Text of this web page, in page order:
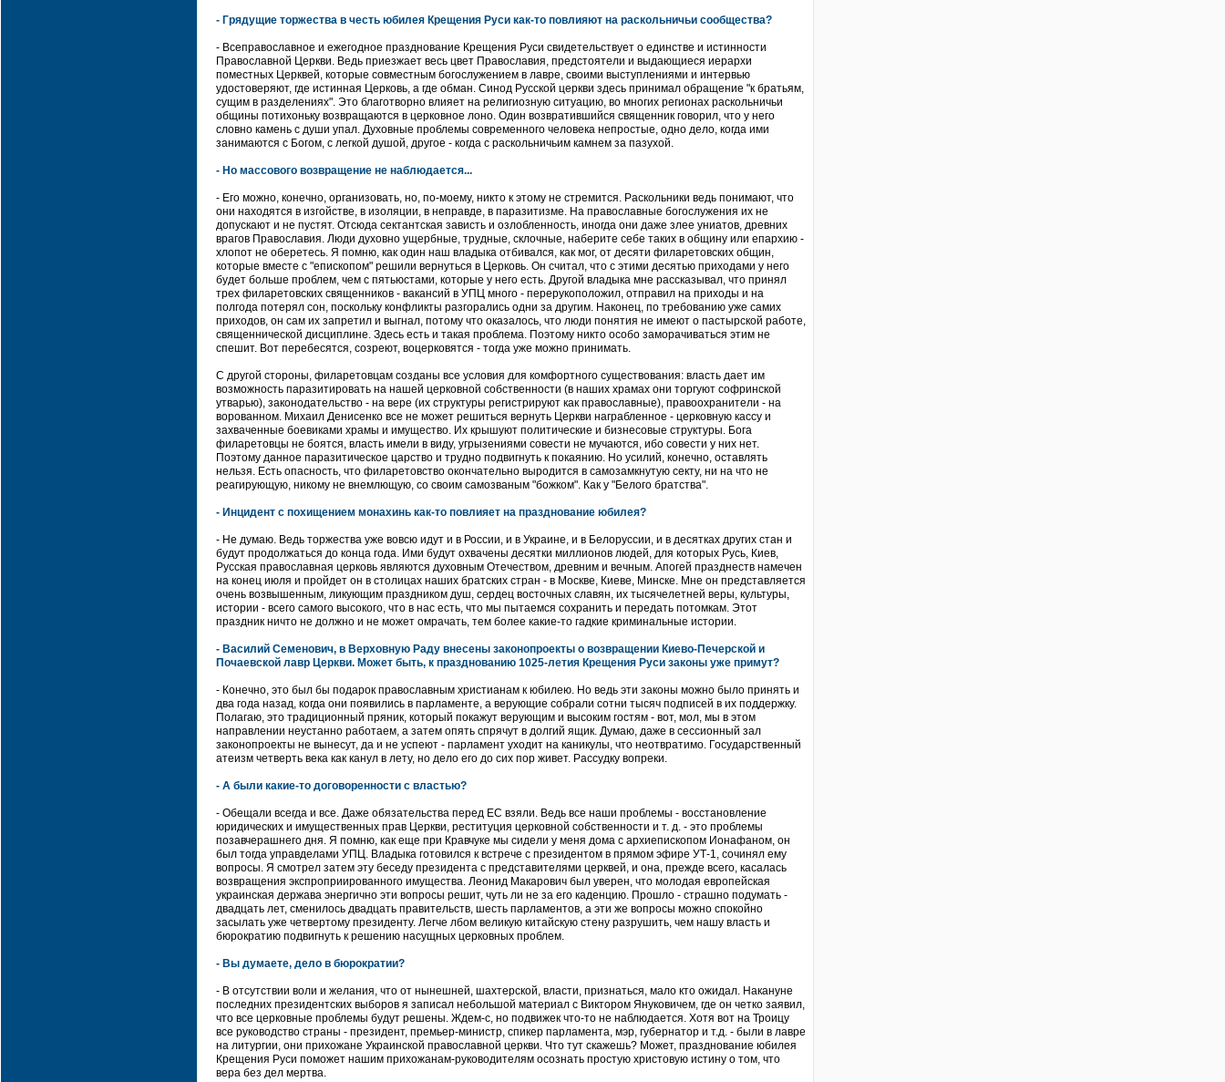
- Грядущие торжества в честь юбилея Крещения Руси как-то повлияют на раскольничьи сообщества?
- Всеправославное и ежегодное празднование Крещения Руси свидетельствует о единстве и истинности
Православной Церкви. Ведь приезжает весь цвет Православия, предстоятели и выдающиеся иерархи
поместных Церквей, которые совместным богослужением в лавре, своими выступлениями и интервью
удостоверяют, где истинная Церковь, а где обман. Синод Русской церкви здесь принимал обращение "к братьям,
сущим в разделениях". Это благотворно влияет на религиозную ситуацию, во многих регионах раскольничьи
общины потихоньку возвращаются в церковное лоно. Один возвратившийся священник говорил, что у него
словно камень с души упал. Духовные проблемы современного человека непростые, одно дело, когда ими
занимаются с Богом, с легкой душой, другое - когда с раскольничьим камнем за пазухой.
- Но массового возвращение не наблюдается...
- Его можно, конечно, организовать, но, по-моему, никто к этому не стремится. Раскольники ведь понимают, что
они находятся в изгойстве, в изоляции, в неправде, в паразитизме. На православные богослужения их не
допускают и не пустят. Отсюда сектантская зависть и озлобленность, иногда они даже злее униатов, древних
врагов Православия. Люди духовно ущербные, трудные, склочные, наберите себе таких в общину или епархию -
хлопот не оберетесь. Я помню, как один наш владыка отбивался, как мог, от десяти филаретовских общин,
которые вместе с "епископом" решили вернуться в Церковь. Он считал, что с этими десятью приходами у него
будет больше проблем, чем с пятьюстами, которые у него есть. Другой владыка мне рассказывал, что принял
трех филаретовских священников - вакансий в УПЦ много - перерукоположил, отправил на приходы и на
полгода потерял сон, поскольку конфликты разгорались одни за другим. Наконец, по требованию уже самих
приходов, он сам их запретил и выгнал, потому что оказалось, что люди понятия не имеют о пастырской работе,
священнической дисциплине. Здесь есть и такая проблема. Поэтому никто особо заморачиваться этим не
спешит. Вот перебесятся, созреют, воцерковятся - тогда уже можно принимать.
С другой стороны, филаретовцам созданы все условия для комфортного существования: власть дает им
возможность паразитировать на нашей церковной собственности (в наших храмах они торгуют софринской
утварью), законодательство - на вере (их структуры регистрируют как православные), правоохранители - на
ворованном. Михаил Денисенко все не может решиться вернуть Церкви награбленное - церковную кассу и
захваченные боевиками храмы и имущество. Их крышуют политические и бизнесовые структуры. Бога
филаретовцы не боятся, власть имели в виду, угрызениями совести не мучаются, ибо совести у них нет.
Поэтому данное паразитическое царство и трудно подвигнуть к покаянию. Но усилий, конечно, оставлять
нельзя. Есть опасность, что филаретовство окончательно выродится в самозамкнутую секту, ни на что не
реагирующую, никому не внемлющую, со своим самозваным "божком". Как у "Белого братства".
- Инцидент с похищением монахинь как-то повлияет на празднование юбилея?
- Не думаю. Ведь торжества уже вовсю идут и в России, и в Украине, и в Белоруссии, и в десятках других стан и
будут продолжаться до конца года. Ими будут охвачены десятки миллионов людей, для которых Русь, Киев,
Русская православная церковь являются духовным Отечеством, древним и вечным. Апогей празднеств намечен
на конец июля и пройдет он в столицах наших братских стран - в Москве, Киеве, Минске. Мне он представляется
очень возвышенным, ликующим праздником душ, сердец восточных славян, их тысячелетней веры, культуры,
истории - всего самого высокого, что в нас есть, что мы пытаемся сохранить и передать потомкам. Этот
праздник ничто не должно и не может омрачать, тем более какие-то гадкие криминальные истории.
- Василий Семенович, в Верховную Раду внесены законопроекты о возвращении Киево-Печерской и
Почаевской лавр Церкви. Может быть, к празднованию 1025-летия Крещения Руси законы уже примут?
- Конечно, это был бы подарок православным христианам к юбилею. Но ведь эти законы можно было принять и
два года назад, когда они появились в парламенте, а верующие собрали сотни тысяч подписей в их поддержку.
Полагаю, это традиционный пряник, который покажут верующим и высоким гостям - вот, мол, мы в этом
направлении неустанно работаем, а затем опять спрячут в долгий ящик. Думаю, даже в сессионный зал
законопроекты не вынесут, да и не успеют - парламент уходит на каникулы, что неотвратимо. Государственный
атеизм четверть века как канул в лету, но дело его до сих пор живет. Рассудку вопреки.
- А были какие-то договоренности с властью?
- Обещали всегда и все. Даже обязательства перед ЕС взяли. Ведь все наши проблемы - восстановление
юридических и имущественных прав Церкви, реституция церковной собственности и т. д. - это проблемы
позавчерашнего дня. Я помню, как еще при Кравчуке мы сидели у меня дома с архиепископом Ионафаном, он
был тогда управделами УПЦ. Владыка готовился к встрече с президентом в прямом эфире УТ-1, сочинял ему
вопросы. Я смотрел затем эту беседу президента с представителями церквей, и она, прежде всего, касалась
возвращения экспроприированного имущества. Леонид Макарович был уверен, что молодая европейская
украинская держава энергично эти вопросы решит, чуть ли не за его каденцию. Прошло - страшно подумать -
двадцать лет, сменилось двадцать правительств, шесть парламентов, а эти же вопросы можно спокойно
засылать уже четвертому президенту. Легче лбом великую китайскую стену разрушить, чем нашу власть и
бюрократию подвигнуть к решению насущных церковных проблем.
- Вы думаете, дело в бюрократии?
- В отсутствии воли и желания, что от нынешней, шахтерской, власти, признаться, мало кто ожидал. Накануне
последних президентских выборов я записал небольшой материал с Виктором Януковичем, где он четко заявил,
что все церковные проблемы будут решены. Ждем-с, но подвижек что-то не наблюдается. Хотя вот на Троицу
все руководство страны - президент, премьер-министр, спикер парламента, мэр, губернатор и т.д. - были в лавре
на литургии, они прихожане Украинской православной церкви. Что тут скажешь? Может, празднование юбилея
Крещения Руси поможет нашим прихожанам-руководителям осознать простую христовую истину о том, что
вера без дел мертва.